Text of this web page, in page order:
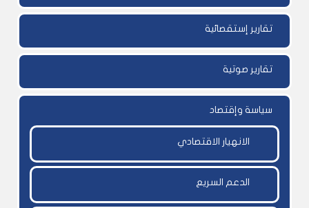
تقارير إستقصائية
تقارير صوتية
سياسة وإقتصاد
الانهيار الاقتصادي
الدعم السريع